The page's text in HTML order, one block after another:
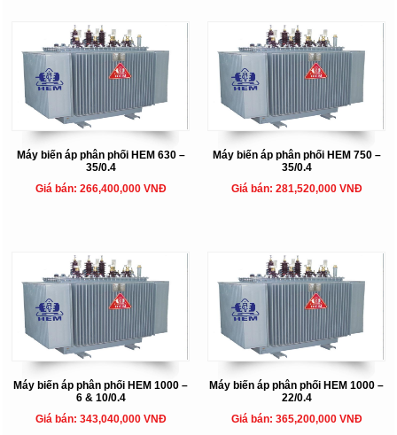
Máy biến áp phân phối HEM 630 –
35/0.4
Giá bán: 266,400,000 VNĐ
Máy biến áp phân phối HEM 750 –
35/0.4
Giá bán: 281,520,000 VNĐ
Máy biến áp phân phối HEM 1000 –
6 & 10/0.4
Giá bán: 343,040,000 VNĐ
Máy biến áp phân phối HEM 1000 –
22/0.4
Giá bán: 365,200,000 VNĐ